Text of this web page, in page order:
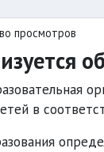
просмотров
в